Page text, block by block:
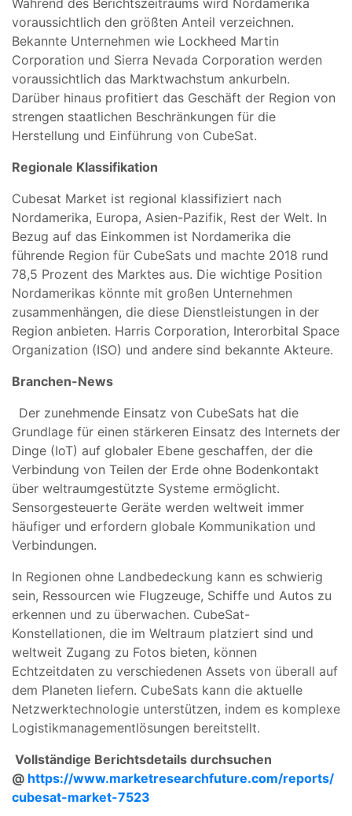
voraussichtlich den größten Anteil verzeichnen.
Bekannte Unternehmen wie Lockheed Martin
Corporation und Sierra Nevada Corporation werden
voraussichtlich das Marktwachstum ankurbeln.
Darüber hinaus profitiert das Geschäft der Region von
strengen staatlichen Beschränkungen für die
Herstellung und Einführung von CubeSat.
Regionale Klassifikation
Cubesat Market ist regional klassifiziert nach
Nordamerika, Europa, Asien-Pazifik, Rest der Welt. In
Bezug auf das Einkommen ist Nordamerika die
führende Region für CubeSats und machte 2018 rund
78,5 Prozent des Marktes aus. Die wichtige Position
Nordamerikas könnte mit großen Unternehmen
zusammenhängen, die diese Dienstleistungen in der
Region anbieten. Harris Corporation, Interorbital Space
Organization (ISO) und andere sind bekannte Akteure.
Branchen-News
Der zunehmende Einsatz von CubeSats hat die
Grundlage für einen stärkeren Einsatz des Internets der
Dinge (IoT) auf globaler Ebene geschaffen, der die
Verbindung von Teilen der Erde ohne Bodenkontakt
über weltraumgestützte Systeme ermöglicht.
Sensorgesteuerte Geräte werden weltweit immer
häufiger und erfordern globale Kommunikation und
Verbindungen.
In Regionen ohne Landbedeckung kann es schwierig
sein, Ressourcen wie Flugzeuge, Schiffe und Autos zu
erkennen und zu überwachen. CubeSat-
Konstellationen, die im Weltraum platziert sind und
weltweit Zugang zu Fotos bieten, können
Echtzeitdaten zu verschiedenen Assets von überall auf
dem Planeten liefern. CubeSats kann die aktuelle
Netzwerktechnologie unterstützen, indem es komplexe
Logistikmanagementlösungen bereitstellt.
Vollständige Berichtsdetails durchsuchen
@ https://www.marketresearchfuture.com/reports/
cubesat-market-7523